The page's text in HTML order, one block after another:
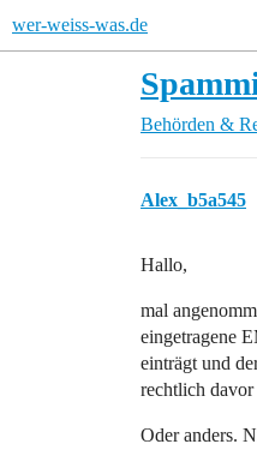
wer-weiss-was.de
Behörden &
Alex_b5a545
Hallo,
mal
eingetragene
einträgt und
rechtlich davor
Oder anders.